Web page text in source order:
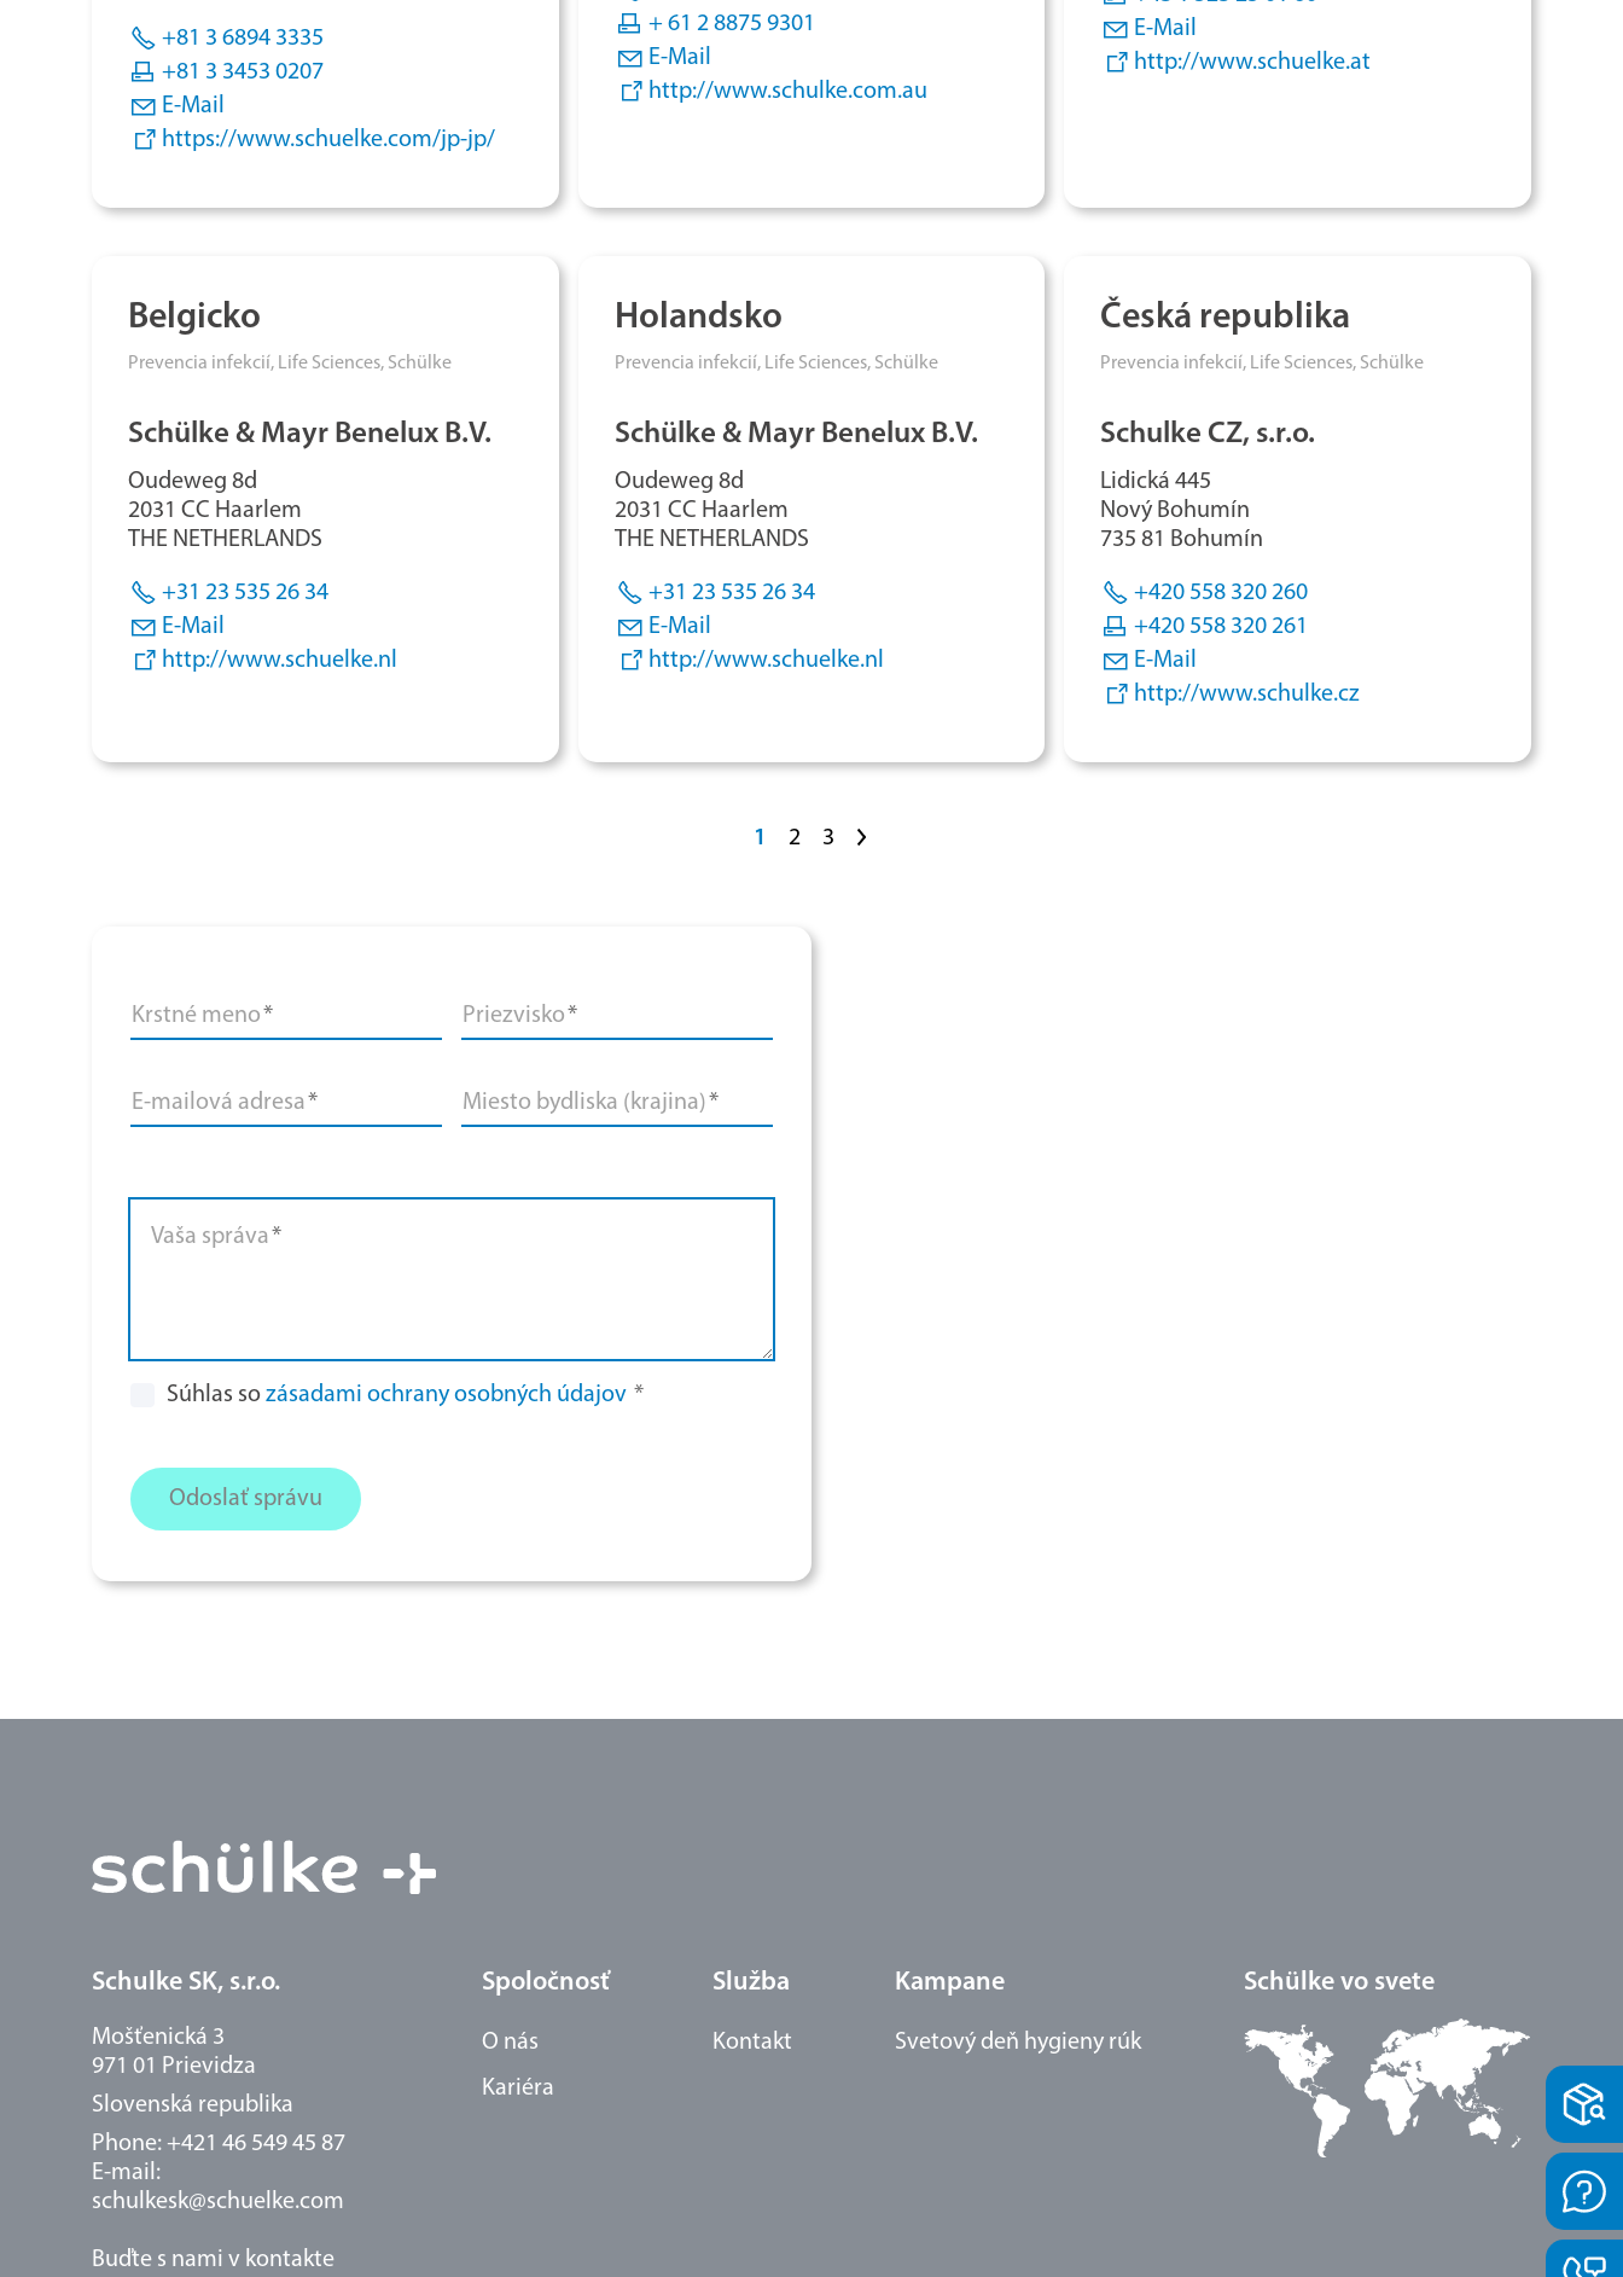
+81 3 6894 3335
+81 3 3453 0207
E-Mail
https://www.schuelke.com/jp-jp/
+ 61 2 8875 9301
E-Mail
http://www.schulke.com.au
E-Mail
http://www.schuelke.at
Belgicko
Prevencia infekcií, Life Sciences, Schülke
Schülke & Mayr Benelux B.V.
Oudeweg 8d
2031 CC Haarlem
THE NETHERLANDS
+31 23 535 26 34
E-Mail
http://www.schuelke.nl
Holandsko
Prevencia infekcií, Life Sciences, Schülke
Schülke & Mayr Benelux B.V.
Oudeweg 8d
2031 CC Haarlem
THE NETHERLANDS
+31 23 535 26 34
E-Mail
http://www.schuelke.nl
Česká republika
Prevencia infekcií, Life Sciences, Schülke
Schulke CZ, s.r.o.
Lidická 445
Nový Bohumín
735 81 Bohumín
+420 558 320 260
+420 558 320 261
E-Mail
http://www.schulke.cz
1 2 3 >
Krstné meno* Priezvisko*
E-mailová adresa* Miesto bydliska (krajina)*
Vaša správa*
Súhlas so zásadami ochrany osobných údajov​ *
Odoslať správu
Schulke SK, s.r.o.
Mošťenická 3
971 01 Prievidza
Slovenská republika
Phone: +421 46 549 45 87
E-mail:
schulkesk@schuelke.com
Spoločnosť
O nás
Kariéra
Služba
Kontakt
Kampane
Svetový deň hygieny rúk
Schülke vo svete
Buďte s nami v kontakte